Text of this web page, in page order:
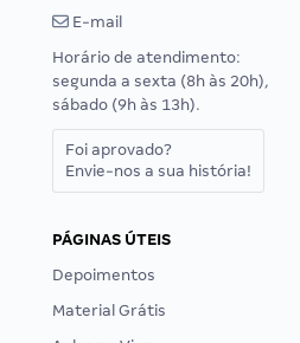
E-mail
Horário de atendimento:
segunda a sexta (8h às 20h),
sábado (9h às 13h).
Foi aprovado?
Envie-nos a sua história!
PÁGINAS ÚTEIS
Depoimentos
Material Grátis